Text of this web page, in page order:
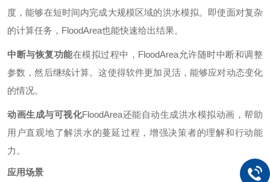
度，能够在短时间内完成大规模区域的洪水模拟。即使面对复杂
的计算任务，FloodArea也能快速给出结果。
中断与恢复功能在模拟过程中，FloodArea允许随时中断和调整
参数，然后继续计算。这使得软件更加灵活，能够应对动态变化
的情况。
动画生成与可视化FloodArea还能自动生成洪水模拟动画，帮助
用户直观地了解洪水的蔓延过程，增强决策者的理解和行动能
力。
应用场景